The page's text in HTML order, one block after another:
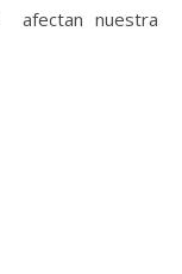
afectan nuestra